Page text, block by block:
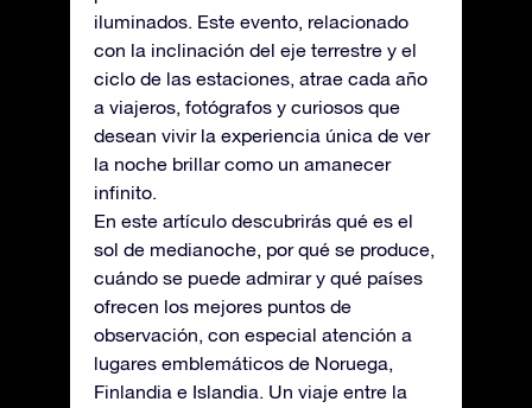
iluminados. Este evento, relacionado
con la inclinación del eje terrestre y el
ciclo de las estaciones, atrae cada año
a viajeros, fotógrafos y curiosos que
desean vivir la experiencia única de ver
la noche brillar como un amanecer
infinito.
En este artículo descubrirás qué es el
sol de medianoche, por qué se produce,
cuándo se puede admirar y qué países
ofrecen los mejores puntos de
observación, con especial atención a
lugares emblemáticos de Noruega,
Finlandia e Islandia. Un viaje entre la